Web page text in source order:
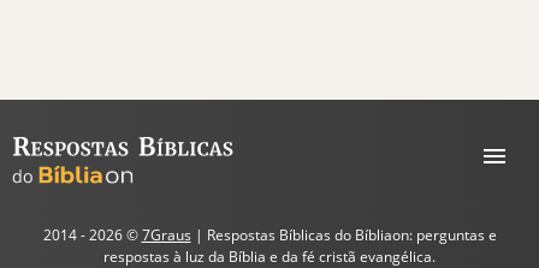
2014 - 2026 ©7Graus | Respostas Bíblicas do Bíbliaon: perguntas e
respostas à luz da Bíblia e da fé cristã evangélica.